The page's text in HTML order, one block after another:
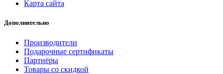
Карта сайта
Дополнительно
Производители
Подарочные сертификаты
Партнёры
Товары со скидкой